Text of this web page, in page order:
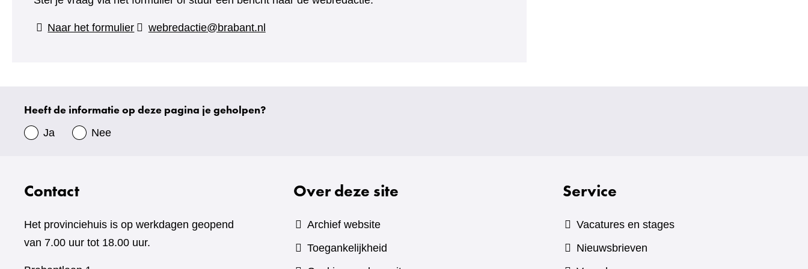
Naar het formulier(verwijst
webredactie@brabant.nl
Uw
gegevens
Heeft de informatie op deze pagina je geholpen?
Ja Nee
Contact
Het provinciehuis is op werkdagen geopend
van 7.00 uur tot 18.00 uur.
Over deze site
Archief website
Toegankelijkheid
Service
Vacatures en stages
Nieuwsbrieven